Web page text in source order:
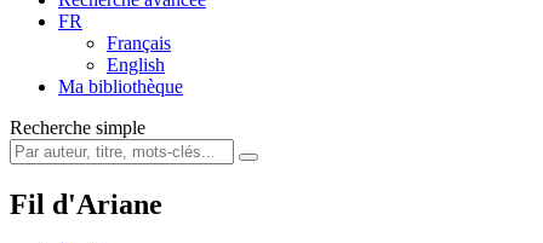
FR
Français
English
Ma bibliothèque
Recherche simple
Fil d'Ariane